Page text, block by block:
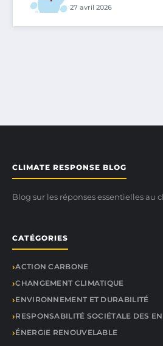
27 avril 2026
CLIMATE RESPONSE BLOG
Blog sur les réponses essentielles au
CATÉGORIES
ACTION CARBONE
CHANGEMENT CLIMATIQUE
ENVIRONNEMENT ET DURABILITÉ
RESPONSABILITÉ SOCIÉTALE DES
ÉNERGIE RENOUVELABLE